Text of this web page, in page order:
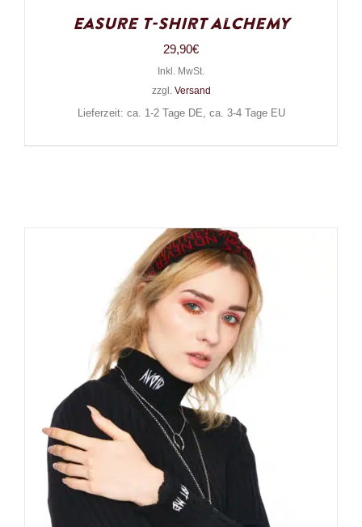
Easure T-Shirt Alchemy
29,90€
Inkl. MwSt.
zzgl. Versand
Lieferzeit: ca. 1-2 Tage DE, ca. 3-4 Tage EU